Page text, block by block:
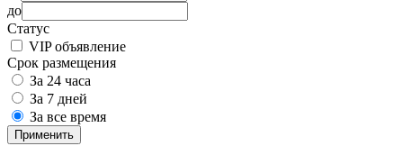
до
Статус
VIP объявление
Срок размещения
За 24 часа
За 7 дней
За все время
Применить